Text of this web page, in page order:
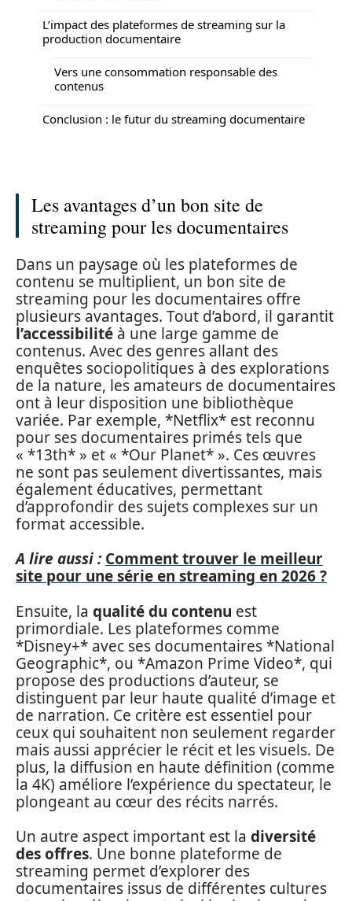
L’impact des plateformes de streaming sur la
production documentaire
Vers une consommation responsable des
contenus
Conclusion : le futur du streaming documentaire
Les avantages d’un bon site de
streaming pour les documentaires
Dans un paysage où les plateformes de
contenu se multiplient, un bon site de
streaming pour les documentaires offre
plusieurs avantages. Tout d’abord, il garantit
l’accessibilité à une large gamme de
contenus. Avec des genres allant des
enquêtes sociopolitiques à des explorations
de la nature, les amateurs de documentaires
ont à leur disposition une bibliothèque
variée. Par exemple, *Netflix* est reconnu
pour ses documentaires primés tels que
« *13th* » et « *Our Planet* ». Ces œuvres
ne sont pas seulement divertissantes, mais
également éducatives, permettant
d’approfondir des sujets complexes sur un
format accessible.
A lire aussi : Comment trouver le meilleur
site pour une série en streaming en 2026 ?
Ensuite, la qualité du contenu est
primordiale. Les plateformes comme
*Disney+* avec ses documentaires *National
Geographic*, ou *Amazon Prime Video*, qui
propose des productions d’auteur, se
distinguent par leur haute qualité d’image et
de narration. Ce critère est essentiel pour
ceux qui souhaitent non seulement regarder
mais aussi apprécier le récit et les visuels. De
plus, la diffusion en haute définition (comme
la 4K) améliore l’expérience du spectateur, le
plongeant au cœur des récits narrés.
Un autre aspect important est la diversité
des offres. Une bonne plateforme de
streaming permet d’explorer des
documentaires issus de différentes cultures